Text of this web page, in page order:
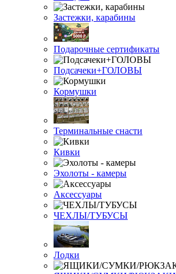
Застежки, карабины
Подарочные сертификаты
Подсачеки+ГОЛОВЫ
Кормушки
Терминальные снасти
Кивки
Эхолоты - камеры
Аксессуары
ЧЕХЛЫ/ТУБУСЫ
Лодки